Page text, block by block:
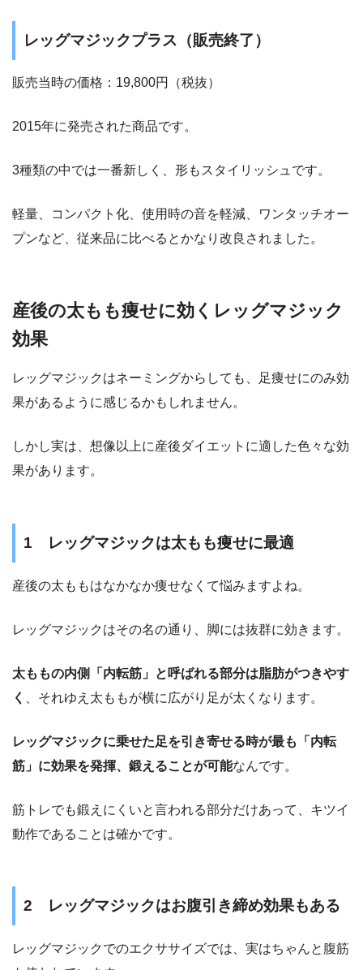
レッグマジックプラス（販売終了）
販売当時の価格： 19,800円（税抜）
2015年に発売された商品です。
3種類の中では一番新しく、形もスタイリッシュです。
軽量、コンパクト化、使用時の音を軽減、ワンタッチオー
プンなど、従来品に比べるとかなり改良されました。
産後の太もも痩せに効くレッグマジック
効果
レッグマジックはネーミングからしても、足痩せにのみ効
果があるように感じるかもしれません。
しかし実は、想像以上に産後ダイエットに適した色々な効
果があります。
1 レッグマジックは太もも痩せに最適
産後の太ももはなかなか痩せなくて悩みますよね。
レッグマジックはその名の通り、脚には抜群に効きます。
太ももの内側「内転筋」と呼ばれる部分は脂肪がつきやす
く
、それゆえ太ももが横に広がり足が太くなります。
レッグマジックに乗せた足を引き寄せる時が最も「内転
筋」に効果を発揮、鍛えることが可能なんです。
筋トレでも鍛えにくいと言われる部分だけあって、キツイ
動作であることは確かです。
2 レッグマジックはお腹引き締め効果もある
レッグマジックでのエクササイズでは、実はちゃんと腹筋